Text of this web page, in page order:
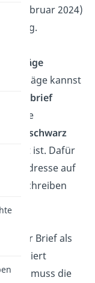
(Februar 2024)
kannst
die
schwarz
ist. Dafür
die Adresse auf
schreiben
der Brief als
frankiert
Fall muss die